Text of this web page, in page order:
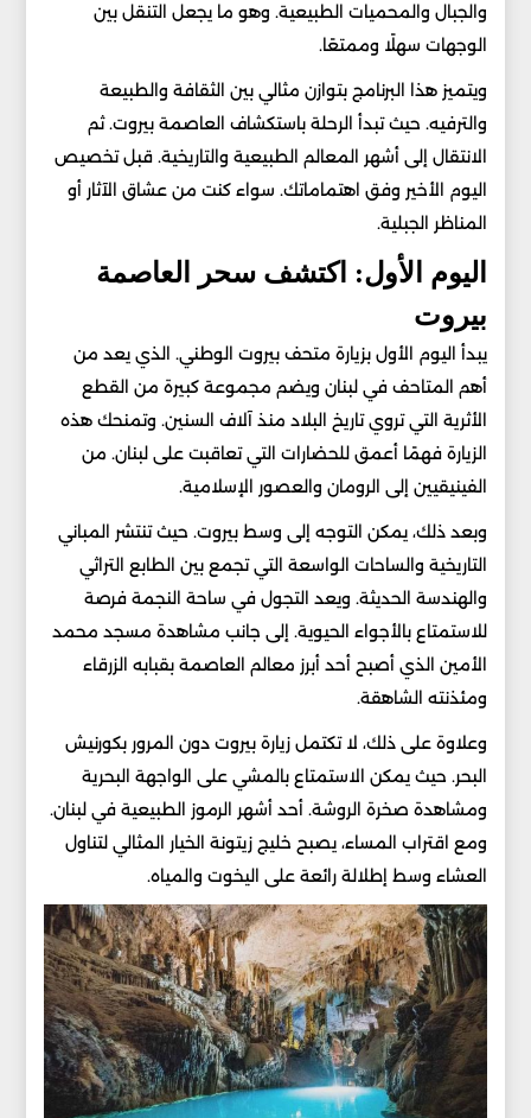
والجبال والمحميات الطبيعية. وهو ما يجعل التنقل بين
الوجهات سهلًا وممتعًا.
ويتميز هذا البرنامج بتوازن مثالي بين الثقافة والطبيعة
والترفيه. حيث تبدأ الرحلة باستكشاف العاصمة بيروت. ثم
الانتقال إلى أشهر المعالم الطبيعية والتاريخية. قبل تخصيص
اليوم الأخير وفق اهتماماتك. سواء كنت من عشاق الآثار أو
المناظر الجبلية.
اليوم الأول: اكتشف سحر العاصمة
بيروت
يبدأ اليوم الأول بزيارة متحف بيروت الوطني. الذي يعد من
أهم المتاحف في لبنان ويضم مجموعة كبيرة من القطع
الأثرية التي تروي تاريخ البلاد منذ آلاف السنين. وتمنحك هذه
الزيارة فهمًا أعمق للحضارات التي تعاقبت على لبنان. من
الفينيقيين إلى الرومان والعصور الإسلامية.
وبعد ذلك، يمكن التوجه إلى وسط بيروت. حيث تنتشر المباني
التاريخية والساحات الواسعة التي تجمع بين الطابع التراثي
والهندسة الحديثة. ويعد التجول في ساحة النجمة فرصة
للاستمتاع بالأجواء الحيوية. إلى جانب مشاهدة مسجد محمد
الأمين الذي أصبح أحد أبرز معالم العاصمة بقبابه الزرقاء
ومئذنته الشاهقة.
وعلاوة على ذلك، لا تكتمل زيارة بيروت دون المرور بكورنيش
البحر. حيث يمكن الاستمتاع بالمشي على الواجهة البحرية
ومشاهدة صخرة الروشة. أحد أشهر الرموز الطبيعية في لبنان.
ومع اقتراب المساء، يصبح خليج زيتونة الخيار المثالي لتناول
العشاء وسط إطلالة رائعة على اليخوت والمياه.